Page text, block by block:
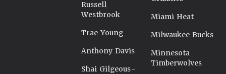
Russell
Westbrook
Trae Young
Anthony Davis
Shai Gilgeous-
Miami Heat
Milwaukee Bucks
Minnesota
Timberwolves